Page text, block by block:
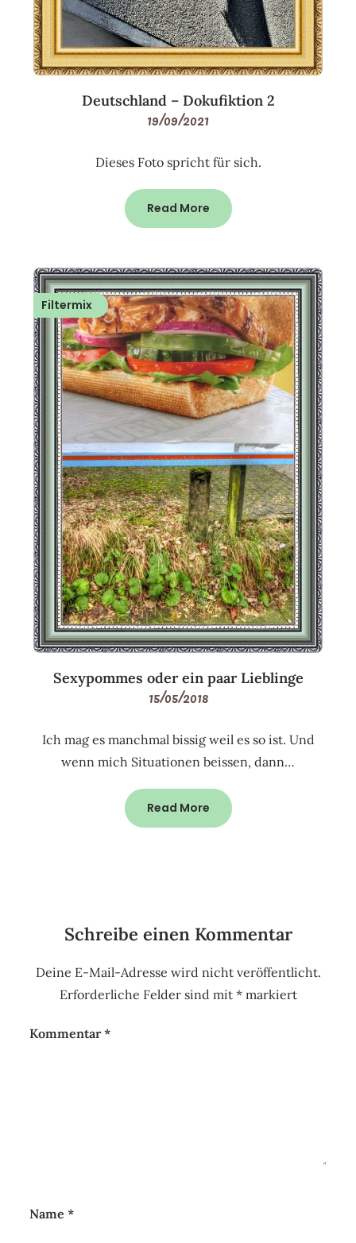
Deutschland – Dokufiktion 2
19/09/2021
Dieses Foto spricht für sich.
Read More
Filtermix
Sexypommes oder ein paar Lieblinge
15/05/2018
Ich mag es manchmal bissig weil es so ist. Und
wenn mich Situationen beissen, dann…
Read More
Schreibe einen Kommentar
Deine E-Mail-Adresse wird nicht veröffentlicht.
Erforderliche Felder sind mit *markiert
Kommentar*
Name*